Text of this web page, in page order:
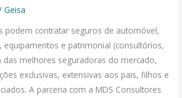
Geisa
podem contratar seguros de automóvel,
equipamentos e patrimonial (consultórios,
das melhores seguradoras do mercado,
exclusivas, extensivas aos pais, filhos e
A parceria com a MDS Consultores